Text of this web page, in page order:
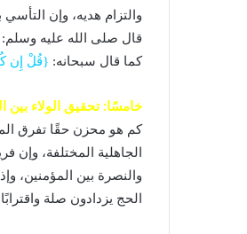
والتزام هديه، وإن
قال صلى الله عليه وسلم:
كما قال سبحانه: {قُلْ إِن
خامسًا: تحقيق الولاء بين
كم هو محزن حقًا تفرق
الجاهلية المختلفة،
والنصرة بين المؤمنين،
الحج يزدادون صلة